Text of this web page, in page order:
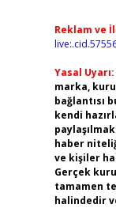
Reklam ve
Yasal Uyarı:
marka,
bağlantısı
kendi
haber
ve kişiler
Gerçek
tamamen
halindedir